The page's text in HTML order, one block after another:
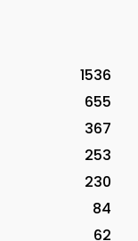
1536
655
367
253
230
84
62